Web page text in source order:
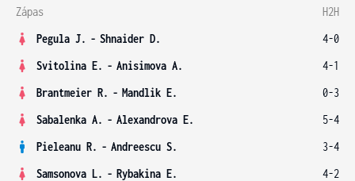
Zápas
H2H
Pegula J. - Shnaider D.
4-0
Svitolina E. - Anisimova A.
4-1
Brantmeier R. - Mandlik E.
0-3
Sabalenka A. - Alexandrova E.
5-4
Pieleanu R. - Andreescu S.
3-4
Samsonova L. - Rybakina E. 4-2